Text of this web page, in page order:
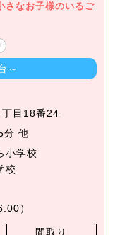
さなお子様のいるご
～
丁目18番24
分 他
小学校
校
）
間取り